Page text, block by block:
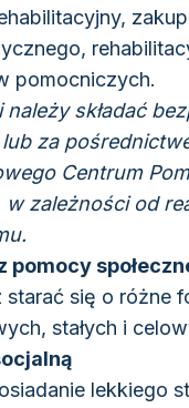
pomocniczych.
należy składać
lub za
Centrum
w zależności od
pomocy
starać się o różne
stałych i
lekkiego